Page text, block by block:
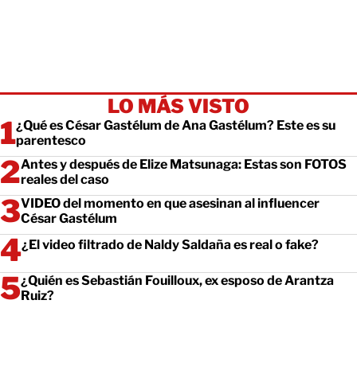
LO MÁS VISTO
¿Qué es César Gastélum de Ana Gastélum? Este es su
parentesco
Antes y después de Elize Matsunaga: Estas son FOTOS
reales del caso
VIDEO del momento en que asesinan al influencer
César Gastélum
¿El video filtrado de Naldy Saldaña es real o fake?
¿Quién es Sebastián Fouilloux, ex esposo de Arantza
Ruiz?